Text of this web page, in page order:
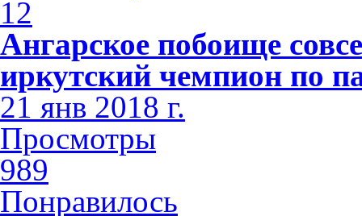
12
Ангарское побоище
иркутский чемпион по
21 янв 2018 г.
Просмотры
989
Понравилось